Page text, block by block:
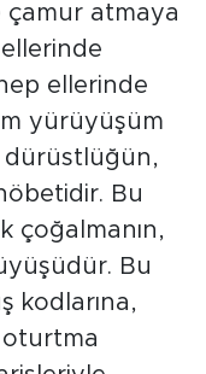
çamur atmaya
ellerinde
ellerinde
yürüyüşüm
dürüstlüğün,
Bu
çoğalmanın,
Bu
kodlarına,
oturtma